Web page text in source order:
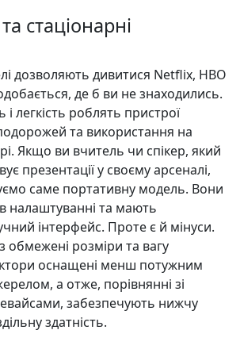
стаціонарні
дозволяють дивитися Netflix, HBO
де б ви не знаходились.
і легкість роблять пристрої
та використання на
Якщо ви вчитель чи спікер, який
презентації у своєму арсеналі,
саме портативну модель. Вони
налаштуванні та мають
інтерфейс. Проте є й мінуси.
обмежені розміри та вагу
оснащені менш потужним
а отже, порівнянні зі
забезпечують нижчу
здатність.